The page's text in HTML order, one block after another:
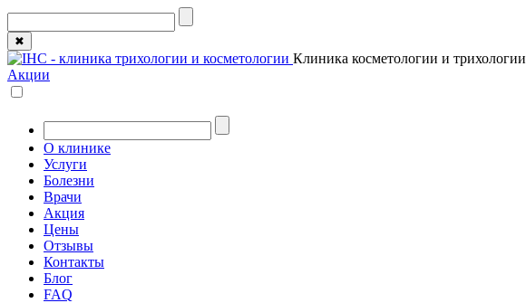
✖
Клиника косметологии и трихологии
Акции
О клинике
Услуги
Болезни
Врачи
Акция
Цены
Отзывы
Контакты
Блог
FAQ